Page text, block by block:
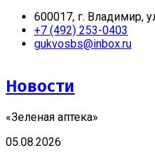
600017, г. Владимир,
+7 (492) 253-0403
gukvosbs@inbox.ru
Новости
«Зеленая аптека»
05.08.2026